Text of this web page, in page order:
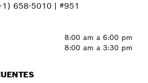
658-5010 | #951
8:00 am a 6:00 pm
8:00 am a 3:30 pm